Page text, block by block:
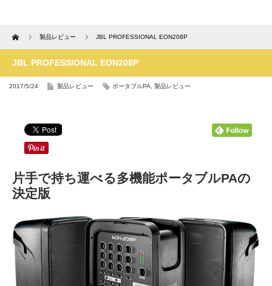
Home 製品レビュー JBL PROFESSIONAL EON208P
JBL PROFESSIONAL EON208P
2017/5/24 製品レビュー ポータブルPA 製品レビュー
片手で持ち運べる多機能ポータブルPAの
決定版